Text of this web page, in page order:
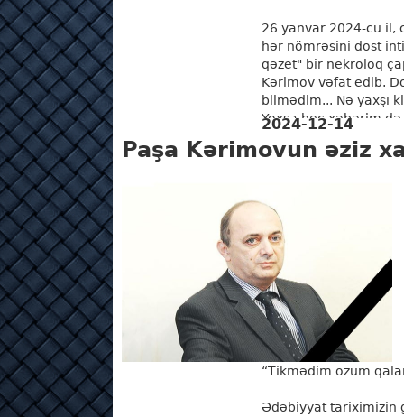
26 yanvar 2024-cü il,
hər nömrəsini dost
qəzet" bir nekroloq
Kərimov vəfat edib.
bilmədim... Nə yaxşı
Yoxsa heç xəbərim də
2024-12-14
Paşa Kərimovun əziz
“Tikmədim özüm
Ədəbiyyat tariximizin